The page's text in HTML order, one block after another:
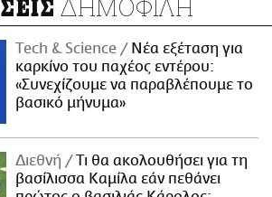
ΔΗΜΟΦΙΛΗ
Τech & Science
Νέα εξέταση για
καρκίνο του παχέος εντέρου:
«Συνεχίζουμε να παραβλέπουμε το
βασικό μήνυμα»
Διεθνή
Τι θα ακολουθήσει για τη
βασίλισσα Καμίλα εάν πεθάνει